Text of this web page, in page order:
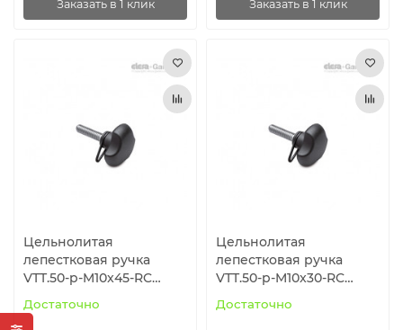
Заказать в 1 клик Заказать в 1 клик
Цельнолитая
лепестковая ручка
VTT.50-p-M10x45-RC
Достаточно
Цельнолитая
лепестковая ручка
VTT.50-p-M10x30-RC
Достаточно